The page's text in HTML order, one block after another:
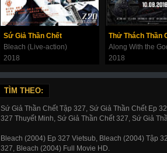
Sứ Giả Thần Chết
Bleach (Live-action)
2018
2018
TÌM THEO:
Sứ Giả Thần Chết Tập 327, Sứ Giả Thần Chết Ep
327 Thuyết Minh, Sứ Giả Thần Chết 327, Sứ Giả
Bleach (2004) Ep 327 Vietsub, Bleach (2004) Tập
327, Bleach (2004) Full Movie HD.